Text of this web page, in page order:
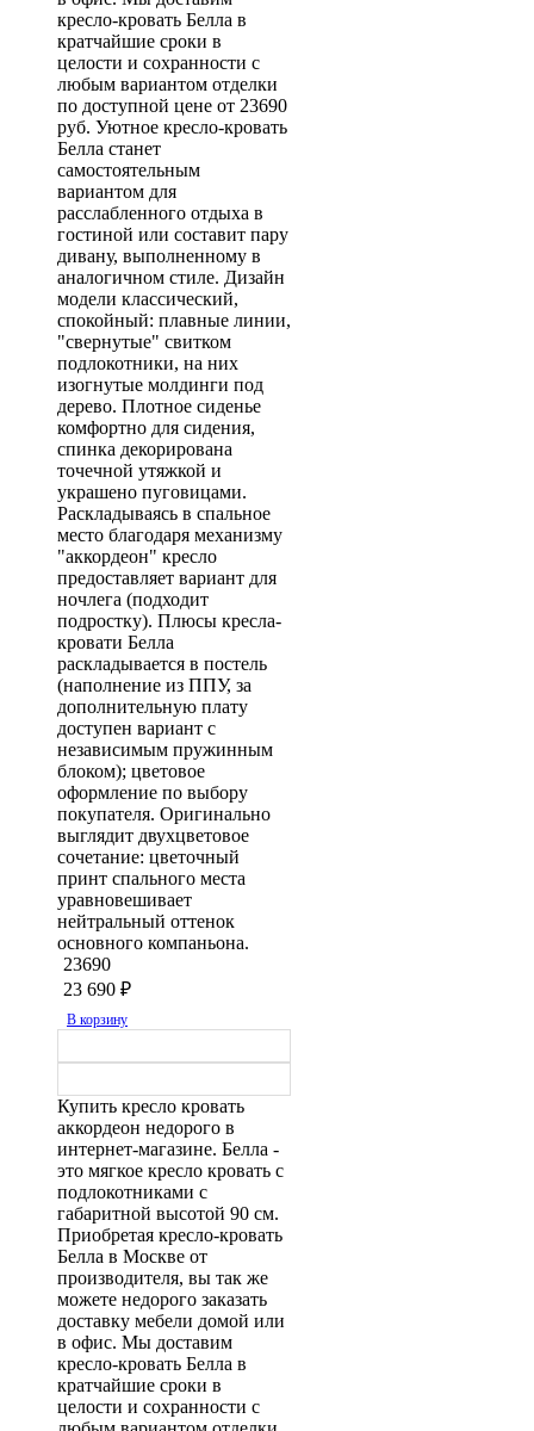
кресло-кровать Белла в
кратчайшие сроки в
целости и сохранности с
любым вариантом отделки
по доступной цене от 23690
руб. Уютное кресло-кровать
Белла станет
самостоятельным
вариантом для
расслабленного отдыха в
гостиной или составит пару
дивану, выполненному в
аналогичном стиле. Дизайн
модели классический,
спокойный: плавные линии,
"свернутые" свитком
подлокотники, на них
изогнутые молдинги под
дерево. Плотное сиденье
комфортно для сидения,
спинка декорирована
точечной утяжкой и
украшено пуговицами.
Раскладываясь в спальное
место благодаря механизму
"аккордеон" кресло
предоставляет вариант для
ночлега (подходит
подростку). Плюсы кресла-
кровати Белла
раскладывается в постель
(наполнение из ППУ, за
дополнительную плату
доступен вариант с
независимым пружинным
блоком); цветовое
оформление по выбору
покупателя. Оригинально
выглядит двухцветовое
сочетание: цветочный
принт спального места
уравновешивает
нейтральный оттенок
основного компаньона.
23690
23 690 ₽
В корзину
Купить кресло кровать
аккордеон недорого в
интернет-магазине. Белла -
это мягкое кресло кровать с
подлокотниками с
габаритной высотой 90 см.
Приобретая кресло-кровать
Белла в Москве от
производителя, вы так же
можете недорого заказать
доставку мебели домой или
в офис. Мы доставим
кресло-кровать Белла в
кратчайшие сроки в
целости и сохранности с